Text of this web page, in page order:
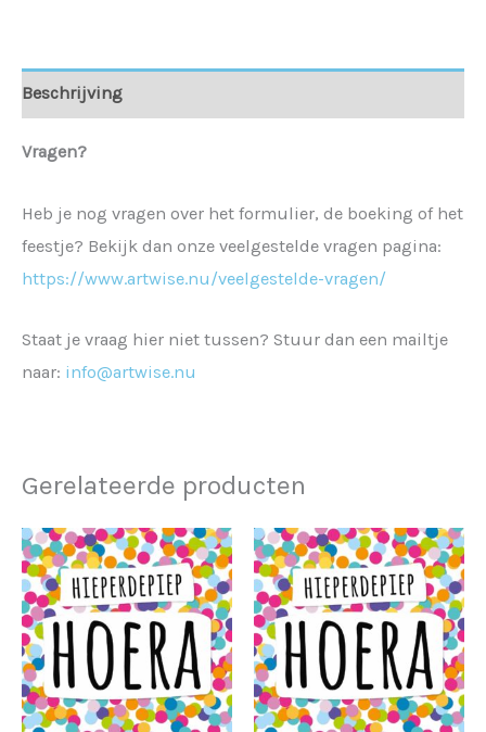
Beschrijving
Vragen?
Heb je nog vragen over het formulier, de boeking of het
feestje? Bekijk dan onze veelgestelde vragen pagina:
https://www.artwise.nu/veelgestelde-vragen/
Staat je vraag hier niet tussen? Stuur dan een mailtje
naar: info@artwise.nu
Gerelateerde producten